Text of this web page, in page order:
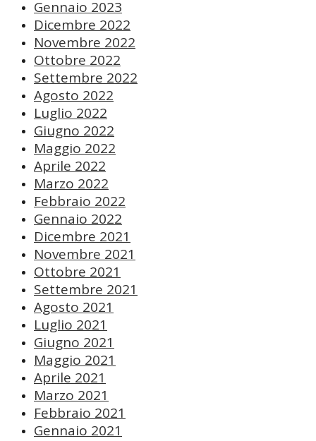
Gennaio 2023
Dicembre 2022
Novembre 2022
Ottobre 2022
Settembre 2022
Agosto 2022
Luglio 2022
Giugno 2022
Maggio 2022
Aprile 2022
Marzo 2022
Febbraio 2022
Gennaio 2022
Dicembre 2021
Novembre 2021
Ottobre 2021
Settembre 2021
Agosto 2021
Luglio 2021
Giugno 2021
Maggio 2021
Aprile 2021
Marzo 2021
Febbraio 2021
Gennaio 2021